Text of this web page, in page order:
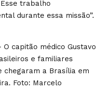
trabalho
durante essa missão”.